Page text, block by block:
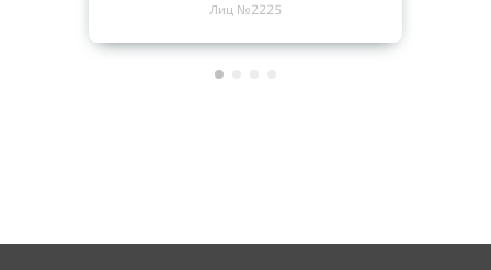
Лиц №2225